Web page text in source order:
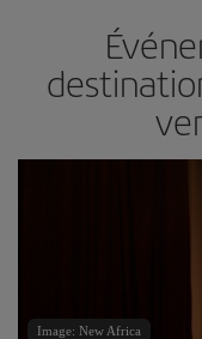
Image: New Africa